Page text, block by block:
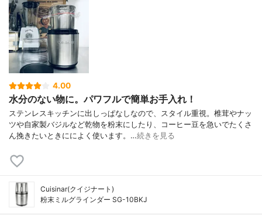
4.00
水分のない物に。パワフルで簡単お手入れ！
ステンレスキッチンに出しっぱなしなので、スタイル重視。椎茸やナッ
ツや自家製バジルなど乾物を粉末にしたり、コーヒー豆を急いでたくさ
ん挽きたいときにによく使います。…続きを見る
Cuisinar(クイジナート)
粉末ミルグラインダー SG-10BKJ